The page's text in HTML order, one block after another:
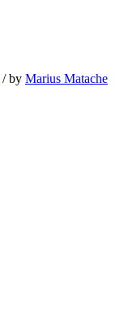
/by Marius Matache